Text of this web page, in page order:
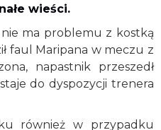
wieści.
ma problemu z kostką
faul Maripana w meczu z
napastnik przeszedł
do dyspozycji trenera
również w przypadku